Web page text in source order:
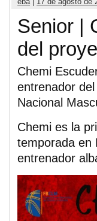
Senior |
del
Chemi
entrenador
Nacional
Chemi es la
temporada en
entrenador